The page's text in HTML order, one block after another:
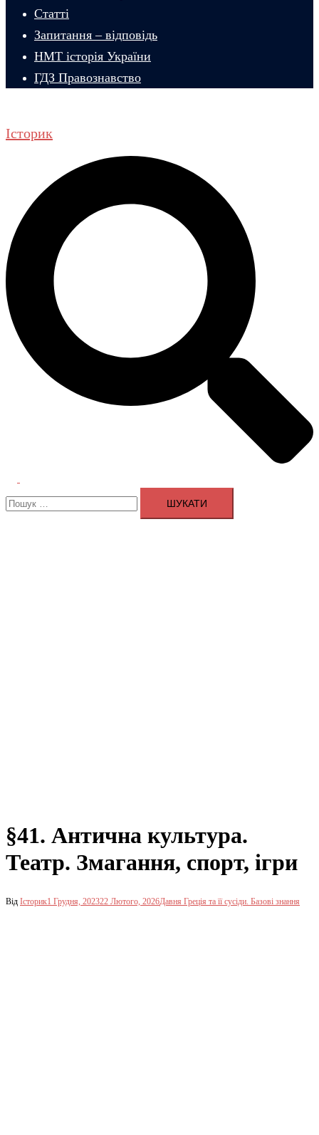
Статті
Запитання – відповідь
НМТ історія України
ГДЗ Правознавство
Історик
меню
Пошук:
§41. Антична культура.
Театр. Змагання, спорт, ігри
Від Історик1 Грудня, 202322 Лютого, 2026Давня Греція та її сусіди. Базові знання